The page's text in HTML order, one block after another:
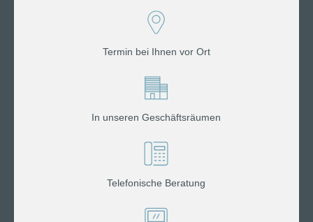
Termin bei Ihnen vor Ort
In unseren Geschäftsräumen
Telefonische Beratung